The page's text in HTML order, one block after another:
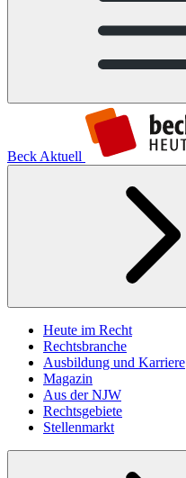
Beck Aktuell
Heute im Recht
Rechtsbranche
Ausbildung und Karriere
Magazin
Aus der NJW
Rechtsgebiete
Stellenmarkt